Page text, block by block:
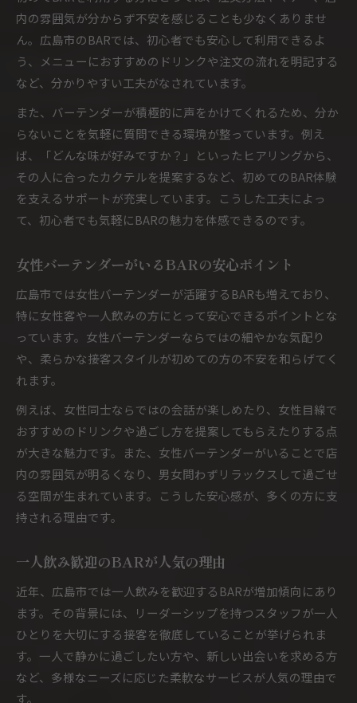
内の雰囲気が分からず不安を感じることも少なくありませ
ん。広島市のBARでは、初心者でも安心して利用できるよ
う、メニューにおすすめのドリンクや注文の流れを明記する
など、分かりやすい工夫がなされています。
また、バーテンダーが積極的に声をかけてくれるため、分か
らないことを気軽に質問できる環境が整っています。例え
ば、「どんな味が好みですか？」といったヒアリングから、
その人に合ったカクテルを提案するなど、初めてのBAR体験
を支えるサポートが充実しています。こうした工夫によっ
て、初心者でも気軽にBARの魅力を体感できるのです。
女性バーテンダーがいるBARの安心ポイント
広島市では女性バーテンダーが活躍するBARも増えており、
特に女性客や一人飲みの方にとって安心できるポイントとな
っています。女性バーテンダーならではの細やかな気配り
や、柔らかな接客スタイルが初めての方の不安を和らげてく
れます。
例えば、女性同士ならではの会話が楽しめたり、女性目線で
おすすめのドリンクや過ごし方を提案してもらえたりする点
が大きな魅力です。また、女性バーテンダーがいることで店
内の雰囲気が明るくなり、男女問わずリラックスして過ごせ
る空間が生まれています。こうした安心感が、多くの方に支
持される理由です。
一人飲み歓迎のBARが人気の理由
近年、広島市では一人飲みを歓迎するBARが増加傾向にあり
ます。その背景には、リーダーシップを持つスタッフが一人
ひとりを大切にする接客を徹底していることが挙げられま
す。一人で静かに過ごしたい方や、新しい出会いを求める方
など、多様なニーズに応じた柔軟なサービスが人気の理由で
す。